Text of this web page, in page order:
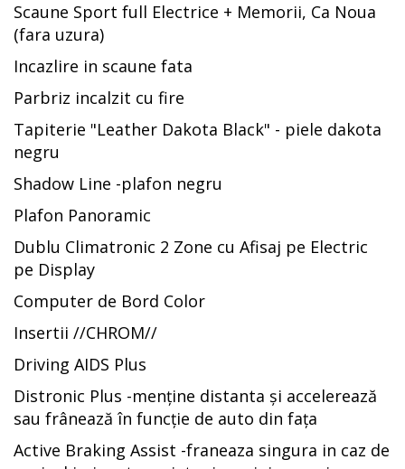
Scaune Sport full Electrice + Memorii, Ca Noua
(fara uzura)
Incazlire in scaune fata
Parbriz incalzit cu fire
Tapiterie "Leather Dakota Black" - piele dakota
negru
Shadow Line -plafon negru
Plafon Panoramic
Dublu Climatronic 2 Zone cu Afisaj pe Electric
pe Display
Computer de Bord Color
Insertii //CHROM//
Driving AIDS Plus
Distronic Plus -menține distanta și accelerează
sau frânează în funcție de auto din fața
Active Braking Assist -franeaza singura in caz de